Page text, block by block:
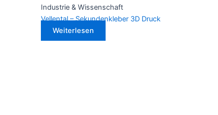
Industrie & Wissenschaft
Vellental – Sekundenkleber 3D Druck
Weiterlesen